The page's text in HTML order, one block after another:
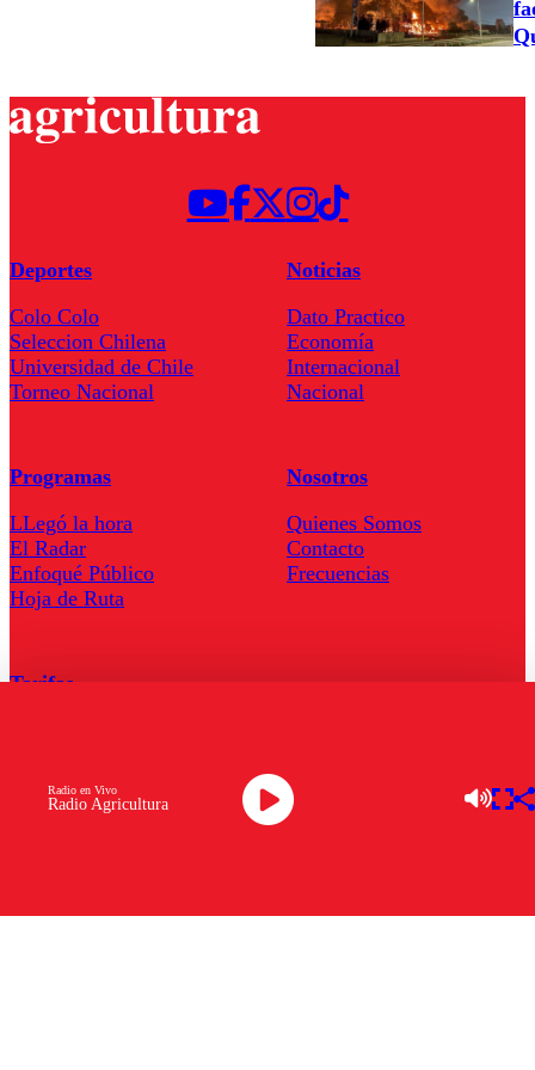
Radio Agricultura
Radio en Vivo
Deportes
Colo Colo
Seleccion Chilena
Universidad de Chile
Torneo Nacional
Noticias
Dato Practico
Economía
Internacional
Nacional
Programas
LLegó la hora
El Radar
Enfoqué Público
Hoja de Ruta
Nosotros
Quienes Somos
Contacto
Frecuencias
Tarifas
Descarga la APP